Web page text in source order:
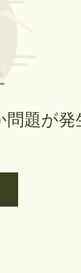
問題が発